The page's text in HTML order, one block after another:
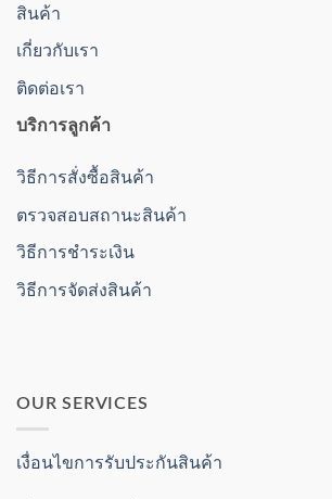
สินค้า
เกี่ยวกับเรา
ติดต่อเรา
บริการลูกค้า
วิธีการสั่งซื้อสินค้า
ตรวจสอบสถานะสินค้า
วิธีการชำระเงิน
วิธีการจัดส่งสินค้า
OUR SERVICES
เงื่อนไขการรับประกันสินค้า